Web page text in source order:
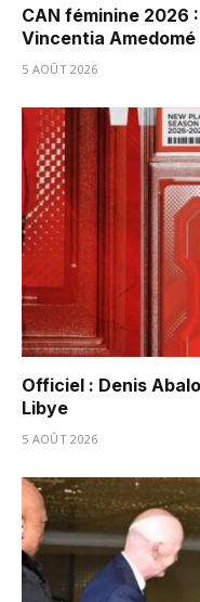
CAN féminine 2026
Vincentia Amedomé
5 AOÛT 2026
Officiel : Denis
Libye
5 AOÛT 2026